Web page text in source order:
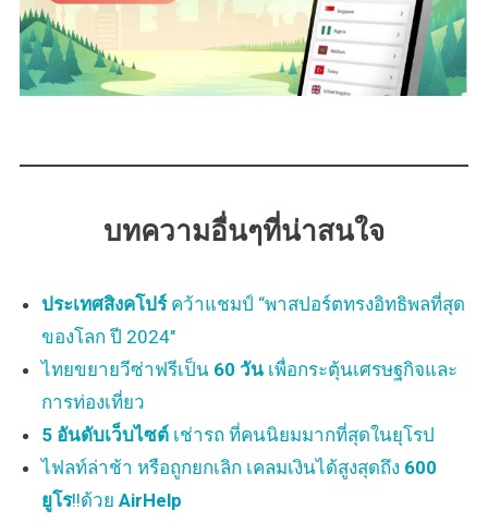
บทความอื่นๆที่น่าสนใจ
ประเทศสิงคโปร์คว้าแชมป์ “พาสปอร์ตทรงอิทธิพลที่สุด
ของโลก ปี 2024″
ไทยขยายวีซ่าฟรีเป็น60 วัน เพื่อกระตุ้นเศรษฐกิจและ
การท่องเที่ยว
5 อันดับเว็บไซต์เช่ารถ ที่คนนิยมมากที่สุดในยุโรป
ไฟลท์ล่าช้า หรือถูกยกเลิก เคลมเงินได้สูงสุดถึง 600
ยูโร!!ด้วย AirHelp